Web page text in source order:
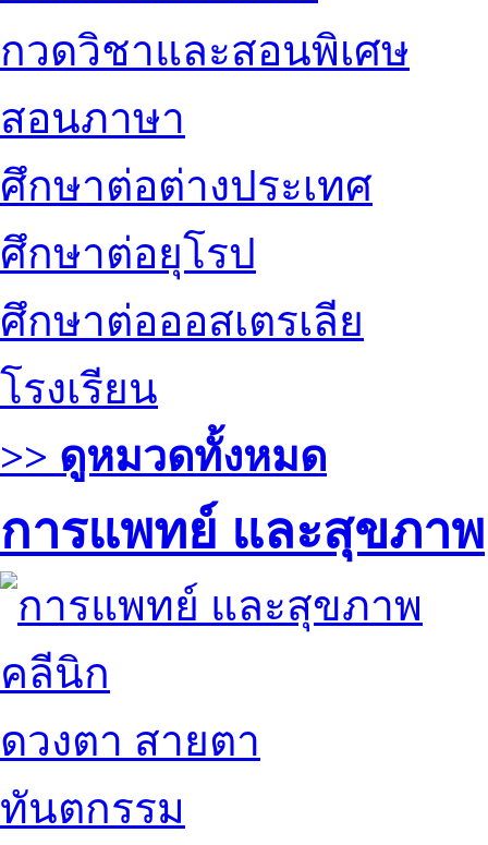
กวดวิชาและสอนพิเศษ
สอนภาษา
ศึกษาต่อต่างประเทศ
ศึกษาต่อยุโรป
ศึกษาต่อออสเตรเลีย
โรงเรียน
>> ดูหมวดทั้งหมด
การแพทย์ และสุขภาพ
คลีนิก
ดวงตา สายตา
ทันตกรรม